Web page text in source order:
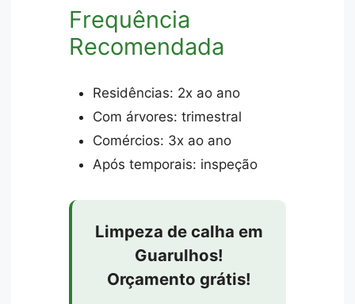
Frequência
Recomendada
Residências: 2x ao ano
Com árvores: trimestral
Comércios: 3x ao ano
Após temporais: inspeção
Limpeza de calha em
Guarulhos!
Orçamento grátis!